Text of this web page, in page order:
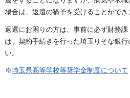
場合は、返還の猶予を受けることができ
返還にお困りの方は、事前に必ず財務
は、契約手続きを行った埼玉りそな銀
い。
※埼玉県高等学校等奨学金制度について